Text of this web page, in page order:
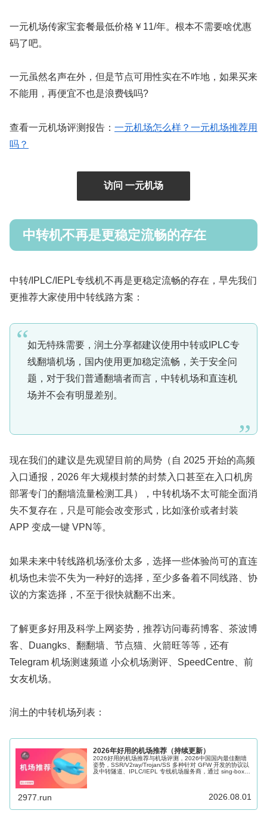
一元机场传家宝套餐最低价格￥11/年。根本不需要啥优惠
码了吧。
一元虽然名声在外，但是节点可用性实在不咋地，如果买来
不能用，再便宜不也是浪费钱吗?
查看一元机场评测报告： 一元机场怎么样？一元机场推荐用
吗？
访问 一元机场
中转机不再是更稳定流畅的存在
中转/IPLC/IEPL专线机不再是更稳定流畅的存在，早先我们
更推荐大家使用中转线路方案：
如无特殊需要，润土分享都建议使用中转或IPLC专
线翻墙机场，国内使用更加稳定流畅，关于安全问
题，对于我们普通翻墙者而言，中转机场和直连机
场并不会有明显差别。
现在我们的建议是先观望目前的局势（自 2025 开始的高频
入口通报，2026 年大规模封禁的封禁入口甚至在入口机房
部署专门的翻墙流量检测工具），中转机场不太可能全面消
失不复存在，只是可能会改变形式，比如涨价或者封装
APP 变成一键 VPN等。
如果未来中转线路机场涨价太多，选择一些体验尚可的直连
机场也未尝不失为一种好的选择，至少多备着不同线路、协
议的方案选择，不至于很快就翻不出来。
了解更多好用及科学上网姿势，推荐访问毒药博客、茶波博
客、Duangks、翻翻墙、节点猫、火箭旺等等，还有
Telegram 机场测速频道 小众机场测评、SpeedCentre、前
女友机场。
润土的中转机场列表：
2026年好用的机场推荐（持续更新）
2026好用的机场推荐与机场评测，2026中国国内最佳翻墙
姿势，SSR/V2ray/Trojan/SS 多种针对 GFW 开发的协议以
及中转隧道、IPLC/IEPL 专线机场服务商，通过 sing-box、
2977.run 2026.08.01